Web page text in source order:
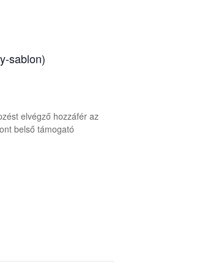
sablon)
elvégző hozzáfér az
belső támogató